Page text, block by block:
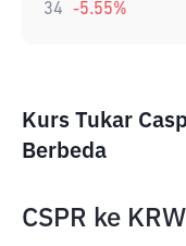
34 -5.55%
Kurs Tukar
Berbeda
CSPR ke KRW